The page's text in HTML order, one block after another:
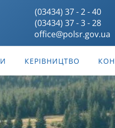
(03434) 37 - 2 - 40
(03434) 37 - 3 - 28
office@polsr.gov.ua
КЕРІВНИЦТВО